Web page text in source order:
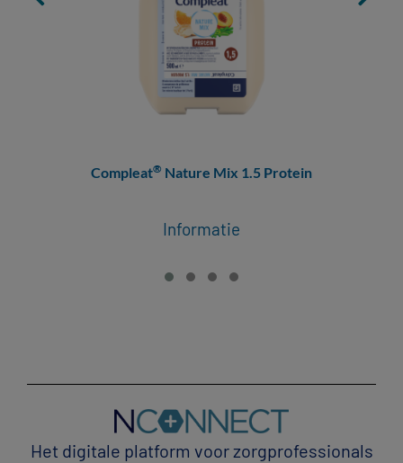
Compleat® Nature Mix 1.5 Protein
Informatie
Het digitale platform voor zorgprofessionals